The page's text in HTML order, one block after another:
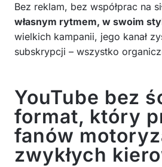
Bez reklam, bez współprac na
własnym rytmem, w swoim
wielkich kampanii, jego kanał
subskrypcji – wszystko
YouTube bez
format, który
fanów
zwykłych